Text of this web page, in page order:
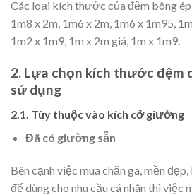
Các loại kích thước của đệm bông
1m8 x 2m, 1m6 x 2m, 1m6 x 1m95,
1m2 x 1m9, 1m x 2m giá, 1m x 1m9.
2. Lựa chọn kích thước đệm
sử dụng
2.1. Tùy thuộc vào kích cỡ giường
Đã có giường sẵn
Bên cạnh việc mua chăn ga, mền
để dùng cho nhu cầu cá nhân thì việc